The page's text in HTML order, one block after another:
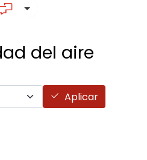
Lista adicional de
del aire
Aplicar